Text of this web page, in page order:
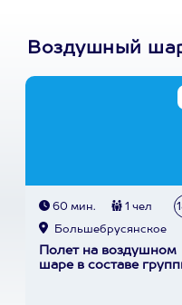
Воздушный
60 мин. 1 чел
Большебрусянское
Полет на воздушном
шаре в составе